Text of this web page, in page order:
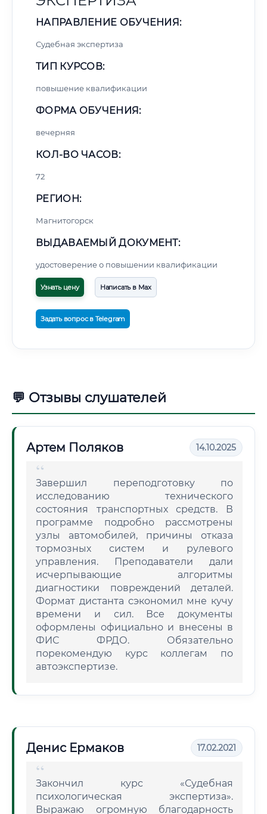
НАПРАВЛЕНИЕ ОБУЧЕНИЯ:
Судебная экспертиза
ТИП КУРСОВ:
повышение квалификации
ФОРМА ОБУЧЕНИЯ:
вечерняя
КОЛ-ВО ЧАСОВ:
72
РЕГИОН:
Магнитогорск
ВЫДАВАЕМЫЙ ДОКУМЕНТ:
удостоверение о повышении квалификации
Узнать цену Написать в Max
Задать вопрос в Telegram
💬 Отзывы слушателей
Артем Поляков 14.10.2025
Завершил переподготовку по
исследованию технического
состояния транспортных средств. В
программе подробно рассмотрены
узлы автомобилей, причины отказа
тормозных систем и рулевого
управления. Преподаватели дали
исчерпывающие алгоритмы
диагностики повреждений деталей.
Формат дистанта сэкономил мне кучу
времени и сил. Все документы
оформлены официально и внесены в
ФИС ФРДО. Обязательно
порекомендую курс коллегам по
автоэкспертизе.
Денис Ермаков 17.02.2021
Закончил курс «Судебная
психологическая экспертиза».
Выражаю огромную благодарность